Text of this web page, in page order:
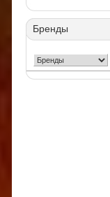
Бренды